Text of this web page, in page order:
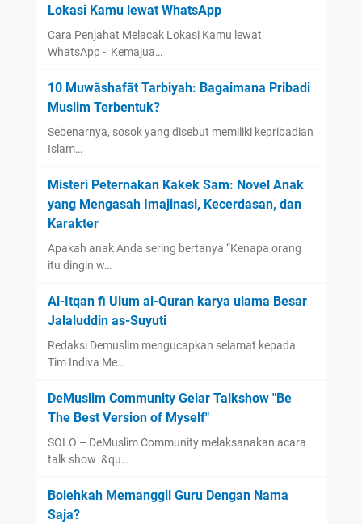
Lokasi Kamu lewat WhatsApp
Cara Penjahat Melacak Lokasi Kamu lewat
WhatsApp - Kemajua…
10 Muwāshafāt Tarbiyah: Bagaimana Pribadi
Muslim Terbentuk?
Sebenarnya, sosok yang disebut memiliki kepribadian
Islam…
Misteri Peternakan Kakek Sam: Novel Anak
yang Mengasah Imajinasi, Kecerdasan, dan
Karakter
Apakah anak Anda sering bertanya “Kenapa orang
itu dingin w…
Al-Itqan fi Ulum al-Quran karya ulama Besar
Jalaluddin as-Suyuti
Redaksi Demuslim mengucapkan selamat kepada
Tim Indiva Me…
DeMuslim Community Gelar Talkshow "Be
The Best Version of Myself"
SOLO – DeMuslim Community melaksanakan acara
talk show &qu…
Bolehkah Memanggil Guru Dengan Nama
Saja?